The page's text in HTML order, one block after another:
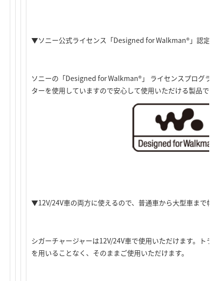
▼ソニー公式ライセンス「Designed for Walkman®」認定商
ソニーの「Designed for Walkman®」 ライセンスプログラ
ターを使用していますので安心して使用いただける製品です
▼12V/24V車の両方に使えるので、普通車から大型車まで幅
シガーチャージャーは12V/24V車で使用いただけます。トラ
を用いることなく、そのままご使用いただけます。